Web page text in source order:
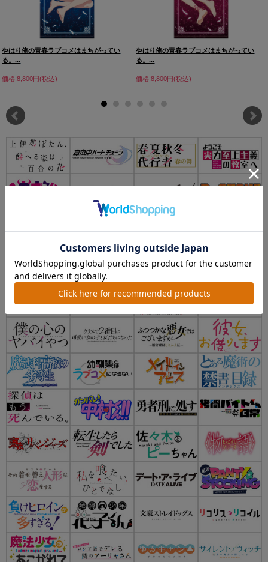
やはり俺の青春ラブコメはまちがってい
る。...
価格:8,800円(税込)
やはり俺の青春ラブコメはまちがってい
る。...
価格:8,800円(税込)